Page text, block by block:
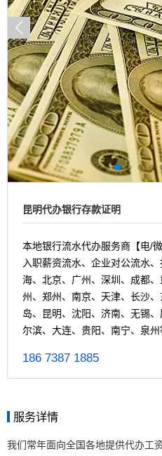
昆明代办银行存款证明
本地银行流水代办服务商【电/
入职薪资流水、企业对公流水
海、北京、广州、深圳、成都
州、郑州、南京、天津、长沙
岛、昆明、沈阳、济南、无锡
尔滨、大连、贵阳、南宁、泉州
186 7387 1885
服务详情
我们常年面向全国各地提供代办工